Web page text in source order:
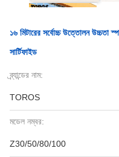
১৬ মিটারের সর্বোচ্চ উত্তোলন উচ্চতা
সার্টিফাইড
ব্র্যান্ডের নাম:
TOROS
মডেল নম্বর:
Z30/50/80/100